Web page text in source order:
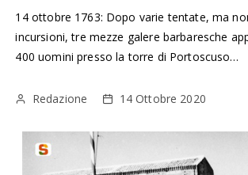
14 ottobre 1763: Dopo varie tentate, ma
incursioni, tre mezze galere barbaresche
400 uomini presso la torre di Portoscuso…
Redazione 14 Ottobre 2020